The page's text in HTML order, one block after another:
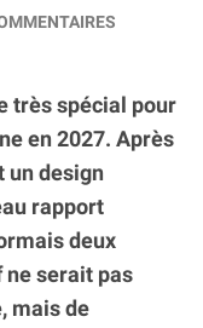
très spécial pour
en 2027. Après
un design
rapport
deux
ne serait pas
mais de